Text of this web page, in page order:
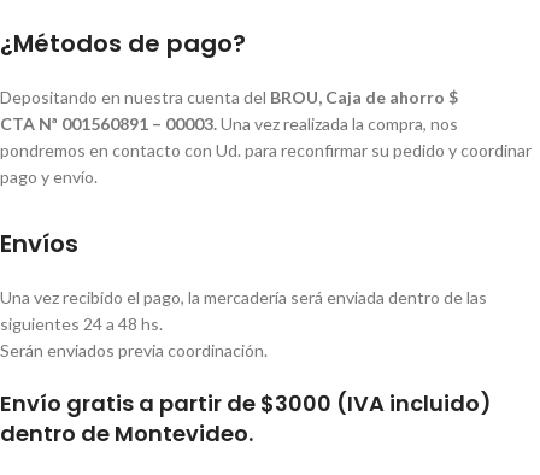
¿Métodos de pago?
Depositando en nuestra cuenta del BROU, Caja de ahorro $
CTA Nª 001560891 – 00003.Una vez realizada la compra, nos
pondremos en contacto con Ud. para reconfirmar su pedido y coordinar
pago y envío.
Envíos
Una vez recibido el pago, la mercadería será enviada dentro de las
siguientes 24 a 48 hs.
Serán enviados previa coordinación.
Envío gratis a partir de $3000 (IVA incluido)
dentro de Montevideo.